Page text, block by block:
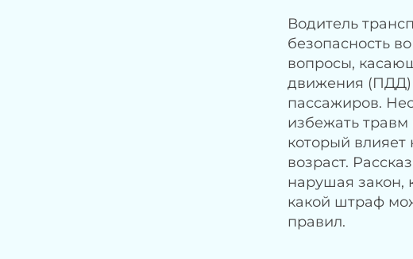
Водитель
безопасность
вопросы,
движения (ПДД)
пассажиров.
избежать травм
который влияет
возраст.
нарушая закон,
какой штраф
правил.